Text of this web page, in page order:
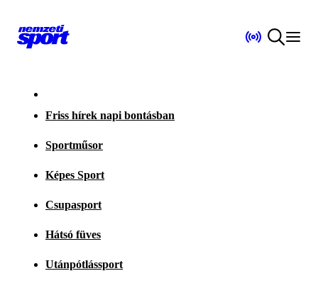
Friss hírek napi bontásban
Sportműsor
Képes Sport
Csupasport
Hátsó füves
Utánpótlássport